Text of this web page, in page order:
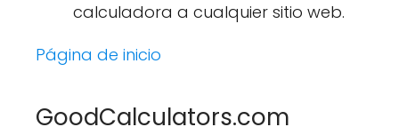
calculadora a cualquier sitio web.
Página de inicio
GoodCalculators.com